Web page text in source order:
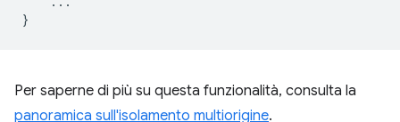
}
Per saperne di più su questa funzionalità, consulta la
panoramica sull'isolamento multiorigine.